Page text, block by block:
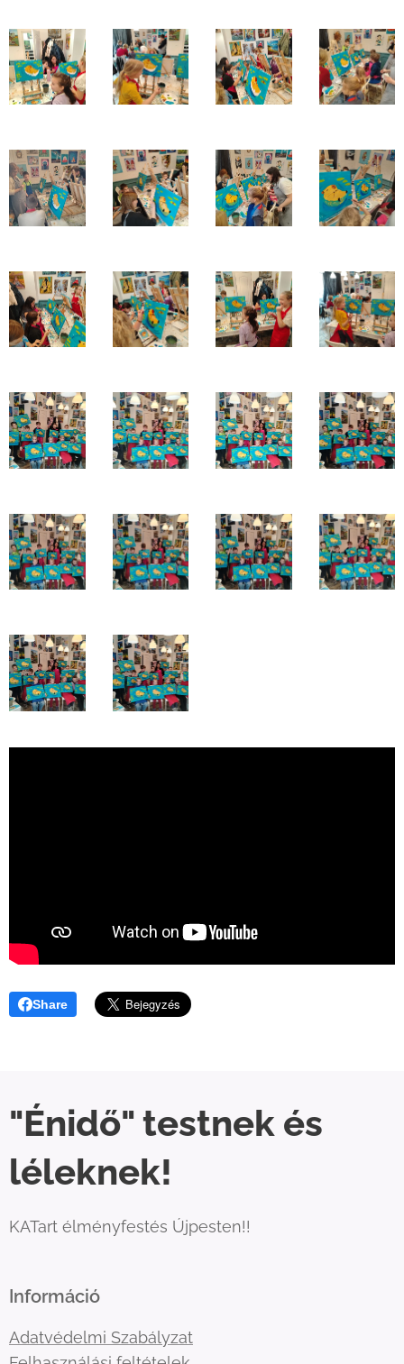
Share
"Énidő" testnek és
léleknek!
KATart élményfestés Újpesten!!
Információ
Adatvédelmi Szabályzat